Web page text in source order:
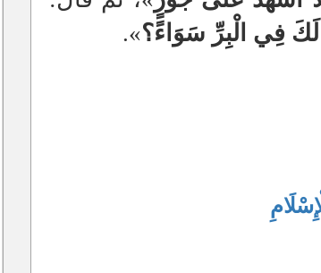
لَكَ فِي الْبِرِّ سَوَاءً؟».